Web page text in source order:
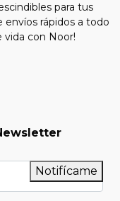
para tus
envíos rápidos a todo
vida con Noor!
Notifícame